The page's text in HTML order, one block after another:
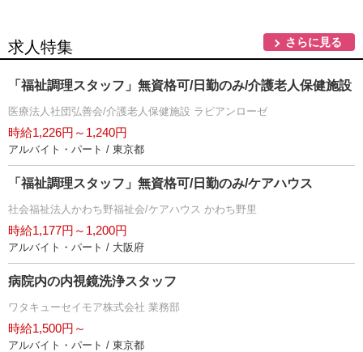
求人特集 さらに見る
「福祉調理スタッフ」無資格可/日勤のみ/介護老人保健施設
医療法人社団弘善会/介護老人保健施設 ラビアンローゼ
時給1,226円～1,240円
アルバイト・パート / 東京都
「福祉調理スタッフ」無資格可/日勤のみ/ケアハウス
社会福祉法人かわち野福祉会/ケアハウス かわち野里
時給1,177円～1,200円
アルバイト・パート / 大阪府
病院内の内視鏡洗浄スタッフ
ワタキューセイモア株式会社 業務部
時給1,500円～
アルバイト・パート / 東京都